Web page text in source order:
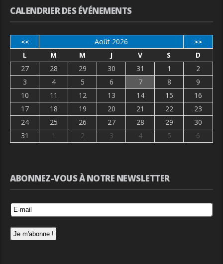
CALENDRIER DES ÉVÉNEMENTS
<< Août 2026 >>
L M M J V S
D
27
28 29 30 31 1
2
3
4 5 6 7 8
9
10
11 12 13 14 15
16
17
18 19 20 21 22
23
24
25 26 27 28 29
30
31
1 2 3 4 5 6
ABONNEZ-VOUS À NOTRE NEWSLETTER